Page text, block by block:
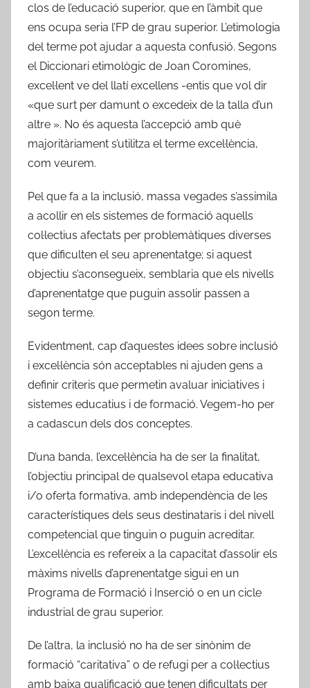
clos de l’educació superior, que en l’àmbit que
ens ocupa seria l’FP de grau superior. L’etimologia
del terme pot ajudar a aquesta confusió. Segons
el Diccionari etimològic de Joan Coromines,
excel·lent ve del llatí excellens -entis que vol dir
«que surt per damunt o excedeix de la talla d’un
altre ». No és aquesta l’accepció amb què
majoritàriament s’utilitza el terme excel·lència,
com veurem.
Pel que fa a la inclusió, massa vegades s’assimila
a acollir en els sistemes de formació aquells
col·lectius afectats per problemàtiques diverses
que dificulten el seu aprenentatge; si aquest
objectiu s’aconsegueix, semblaria que els nivells
d’aprenentatge que puguin assolir passen a
segon terme.
Evidentment, cap d’aquestes idees sobre inclusió
i excel·lència són acceptables ni ajuden gens a
definir criteris que permetin avaluar iniciatives i
sistemes educatius i de formació. Vegem-ho per
a cadascun dels dos conceptes.
D’una banda, l’excel·lència ha de ser la finalitat,
l’objectiu principal de qualsevol etapa educativa
i/o oferta formativa, amb independència de les
característiques dels seus destinataris i del nivell
competencial que tinguin o puguin acreditar.
L’excel·lència es refereix a la capacitat d’assolir els
màxims nivells d’aprenentatge sigui en un
Programa de Formació i Inserció o en un cicle
industrial de grau superior.
De l’altra, la inclusió no ha de ser sinònim de
formació “caritativa” o de refugi per a col·lectius
amb baixa qualificació que tenen dificultats per